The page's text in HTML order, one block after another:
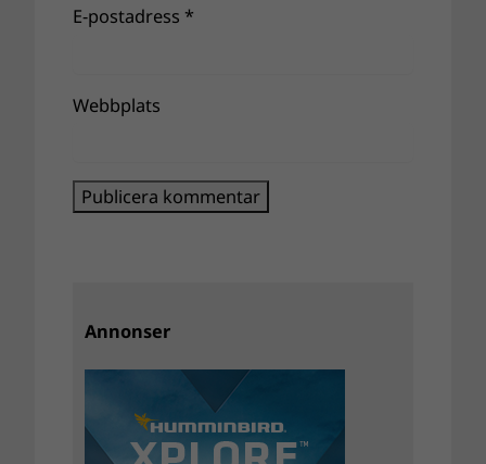
E-postadress *
Webbplats
Annonser